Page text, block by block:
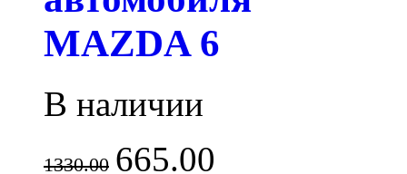
MAZDA 6
В наличии
1330.00 665.00